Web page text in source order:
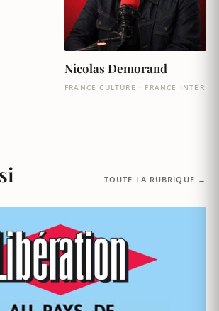
Nicolas Demorand
FRANCE CULTURE · FRANCE INTER
TOUTE LA RUBRIQUE →